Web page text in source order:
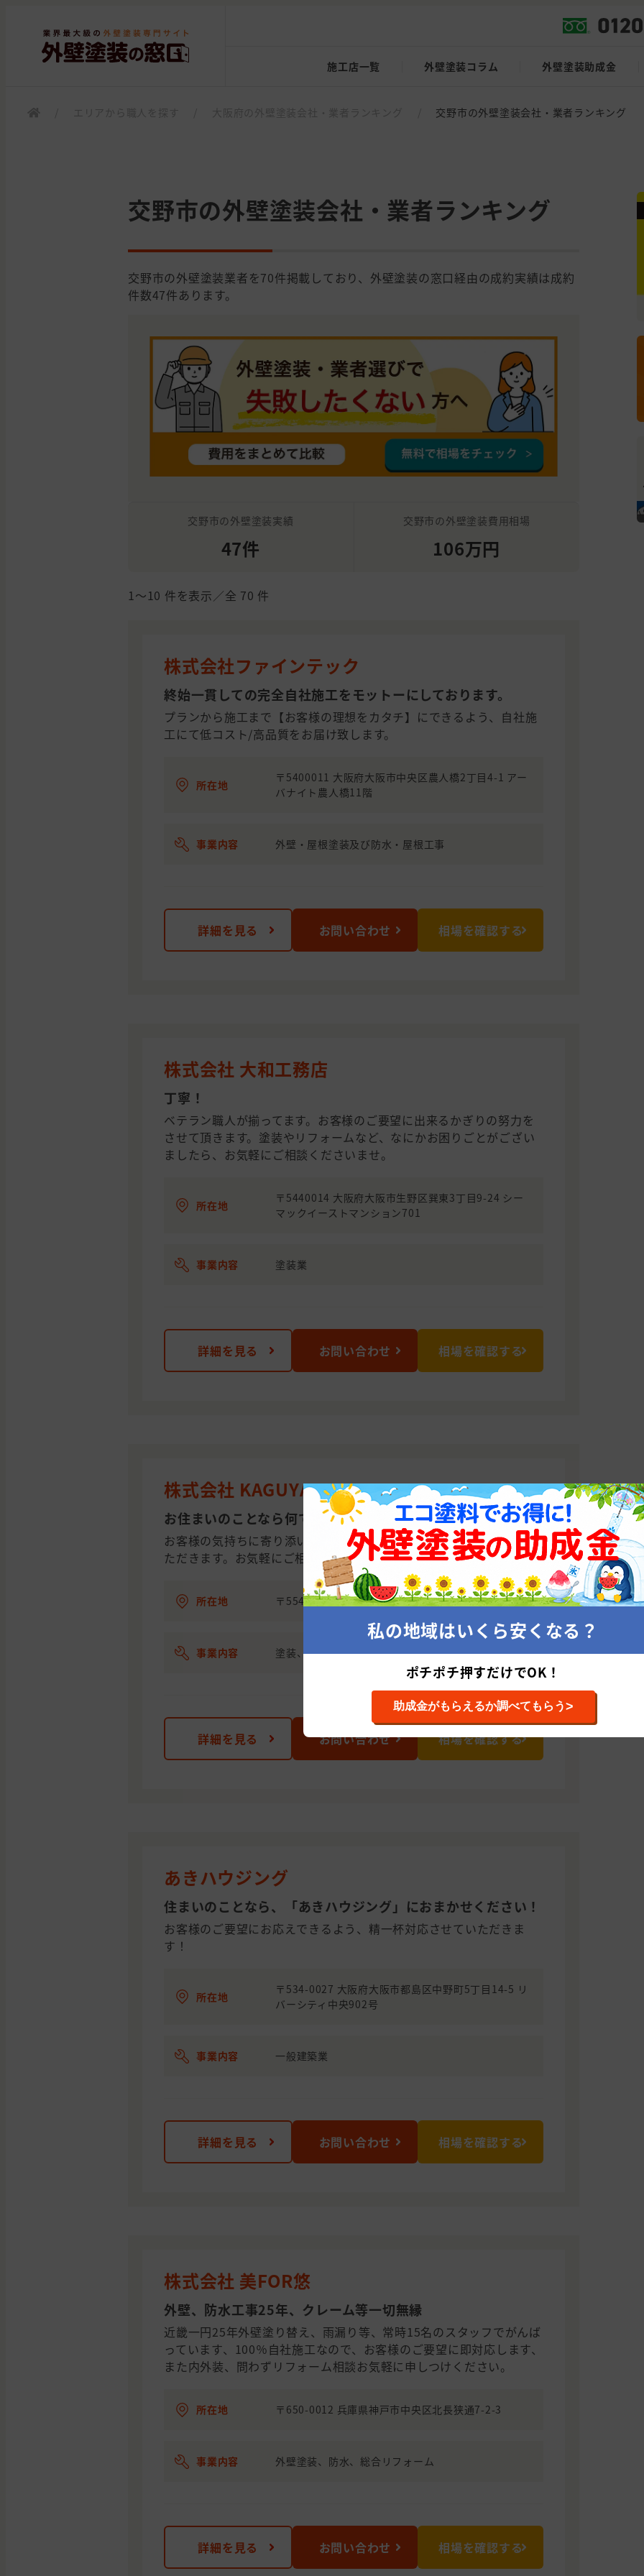
施工店一覧 外壁塗装コラム 外壁塗装助成金
交野市の外壁塗装会社・業者ランキング
交野市の外壁塗装会社・業者ランキング
交野市の外壁塗装業者を70件掲載しており、外壁塗装の窓口経由の成約実績は成約
件数47件あります。
交野市の外壁塗装実績
47件
交野市の外壁塗装費用相場
106万円
1〜10 件を表示／全 70 件
株式会社ファインテック
終始一貫しての完全自社施工をモットーにしております。
プランから施工まで【お客様の理想をカタチ】にできるよう、自社施
工にて低コスト/高品質をお届け致します。
所在地
〒5400011 大阪府大阪市中央区農人橋2丁目4-1 アー
バナイト農人橋11階
事業内容 外壁・屋根塗装及び防水・屋根工事
詳細を見る お問い合わせ 相場を確認する
株式会社 大和工務店
丁寧！
ベテラン職人が揃ってます。お客様のご要望に出来るかぎりの努力を
させて頂きます。塗装やリフォームなど、なにかお困りごとがござい
ましたら、お気軽にご相談くださいませ。
所在地
〒5440014 大阪府大阪市生野区巽東3丁目9-24 シー
マックイーストマンション701
事業内容 塗装業
詳細を見る お問い合わせ 相場を確認する
株式会社 KAGUYA
お住まいのことなら何でもおまかせください！
お客様の気持ちに寄り添いながら、スタッフ一同精一杯対応させてい
ただきます。お気軽にご相談くださいませ。
所在地 〒554-0013 大阪府大阪市此花区梅香2-1-19
事業内容 塗装、リフォーム
詳細を見る お問い合わせ 相場を確認する
あきハウジング
住まいのことなら、「あきハウジング」におまかせください！
お客様のご要望にお応えできるよう、精一杯対応させていただきま
す！
所在地
〒534-0027 大阪府大阪市都島区中野町5丁目14-5 リ
バーシティ中央902号
事業内容 一般建築業
詳細を見る お問い合わせ 相場を確認する
株式会社 美FOR悠
外壁、防水工事25年、クレーム等一切無縁
近畿一円25年外壁塗り替え、雨漏り等、常時15名のスタッフでがんば
っています、100％自社施工なので、お客様のご要望に即対応します、
また内外装、問わずリフォーム相談お気軽に申しつけください。
所在地 〒650-0012 兵庫県神戸市中央区北長狭通7-2-3
事業内容 外壁塗装、防水、総合リフォーム
詳細を見る お問い合わせ 相場を確認する
私の地域はいくら安くなる？
ポチポチ押すだけでOK！
助成金がもらえるか調べてもらう>